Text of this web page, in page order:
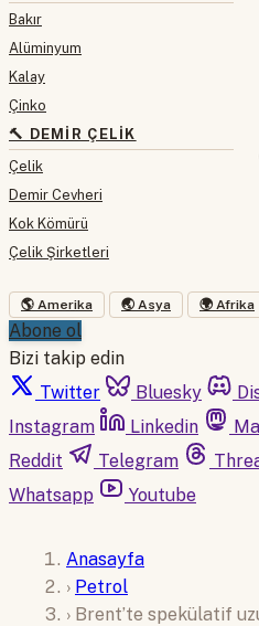
Bakır
Alüminyum
Kalay
Çinko
🔨 DEMIR ÇELIK
Çelik
Demir Cevheri
Kok Kömürü
Çelik Şirketleri
🌎 Amerika 🌏 Asya 🌍 Afrika
Abone ol
Bizi takip edin
Twitter
Bluesky
Instagram
Linkedin
Reddit
Telegram
Whatsapp
Youtube
Anasayfa
› Petrol
› Brent’te spekülatif